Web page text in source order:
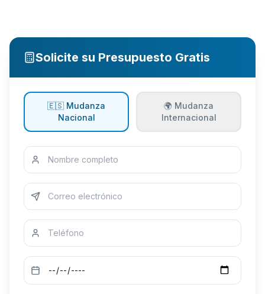
Solicite su Presupuesto Gratis
🇪🇸 Mudanza
Nacional
🌍 Mudanza
Internacional